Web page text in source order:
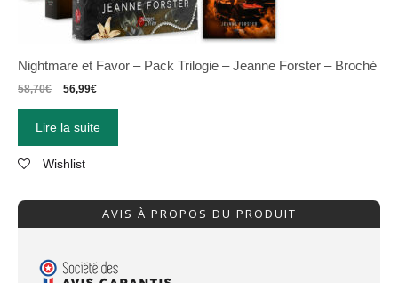
Nightmare et Favor – Pack Trilogie – Jeanne Forster – Broché
58,70€ 56,99€
Lire la suite
Wishlist
AVIS À PROPOS DU PRODUIT